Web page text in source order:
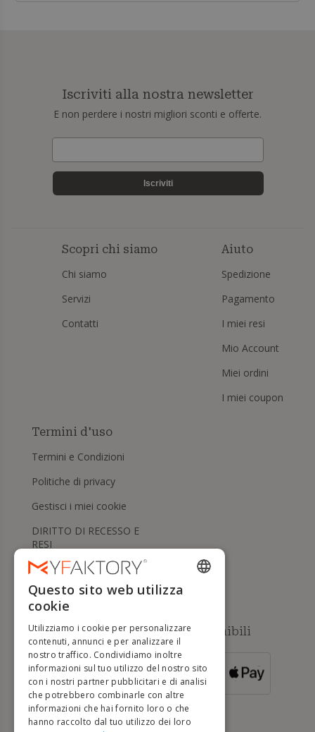
Iscriviti alla nostra newsletter
E non perdere i nostri migliori sconti e offerte.
Iscriviti
Scopri chi siamo
Chi siamo
Servizi
Contatti
Aiuto
Spedizione
Pagamento
I miei resi
Mio Account
Miei ordini
I miei coupon
Termini d'uso
Termini e Condizioni
Politiche di privacy
Gestisci i miei cookie
DIRITTO DI RECESSO E
RESI
Aiuto
Metodi di pagamento disponibili
SUPERIORI A
500 €
ENGLISH
DUTCH
GERMAN
PORTUGUESE
Questo sito web utilizza
cookie
Utilizziamo i cookie per personalizzare
contenuti, annunci e per analizzare il
nostro traffico. Condividiamo inoltre
informazioni sul tuo utilizzo del nostro sito
con i nostri partner pubblicitari e di analisi
che potrebbero combinarle con altre
informazioni che hai fornito loro o che
hanno raccolto dal tuo utilizzo dei loro